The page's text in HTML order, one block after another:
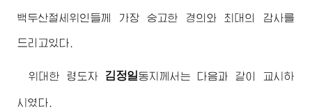
백두산절세위인 들께 가장 숭고한 경의와 최대의 감사를
드리고있다.
위대한 령도자 김정일동지 께서는 다음과 같이 교시하
시였다.